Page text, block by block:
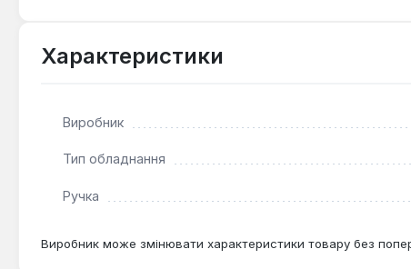
Характеристики
Виробник
Тип обладнання
Ручка
Виробник може змінювати характеристики товару без